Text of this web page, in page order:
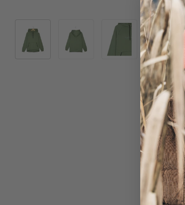
Bild 2 in Galerieansicht laden
Bild 3 in